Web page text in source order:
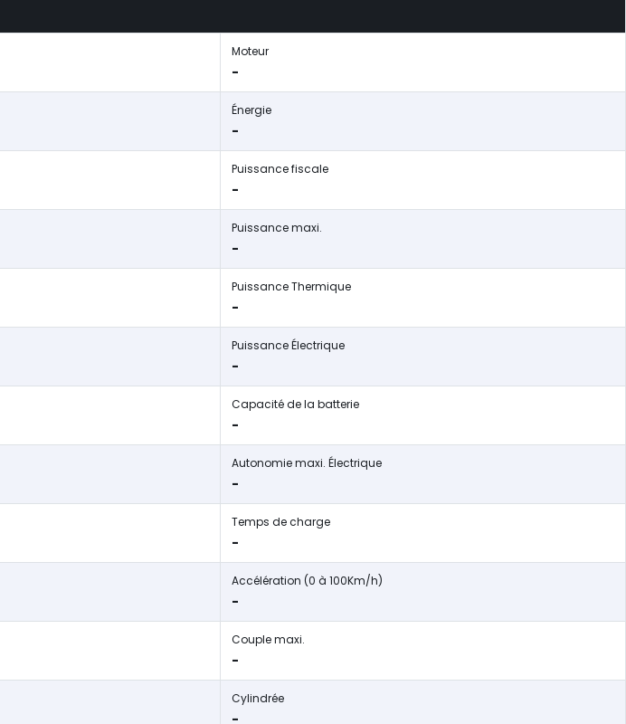
Moteur
-
Énergie
-
Puissance fiscale
-
Puissance maxi.
-
Puissance Thermique
-
Puissance Électrique
-
Capacité de la batterie
-
Autonomie maxi. Électrique
-
Temps de charge
-
Accélération (0 à 100Km/h)
-
Couple maxi.
-
Cylindrée
-